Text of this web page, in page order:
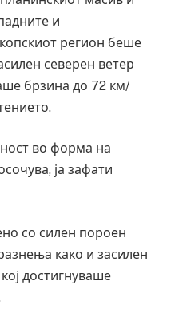
и
регион беше
северен ветер
брзина до 72 км/
во форма на
ја зафати
со силен пороен
како и засилен
достигнуваше